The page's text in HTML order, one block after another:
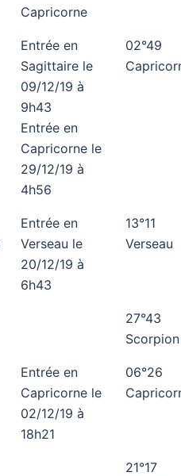
Capricorne
Entrée en
Sagittaire le
09/12/19 à
9h43
Entrée en
Capricorne le
29/12/19 à
4h56
02°49
Entrée en
Verseau le
20/12/19 à
6h43
13°11
Verseau
27°43
Scorpion
Entrée en
Capricorne le
02/12/19 à
18h21
06°26
21°17